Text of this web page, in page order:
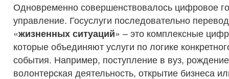
Одновременно совершенствовалось цифровое
управление. Госуслуги последовательно
«жизненных ситуаций» – это комплексные
которые объединяют услуги по логике
события. Например, поступление в вуз,
волонтерская деятельность, открытие бизнеса